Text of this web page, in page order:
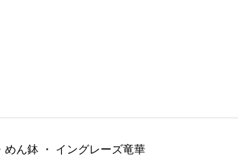
めん鉢 ・
イングレーズ竜華